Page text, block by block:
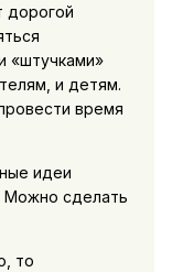
дорогой
«штучками»
и детям.
время
идеи
Можно сделать
то